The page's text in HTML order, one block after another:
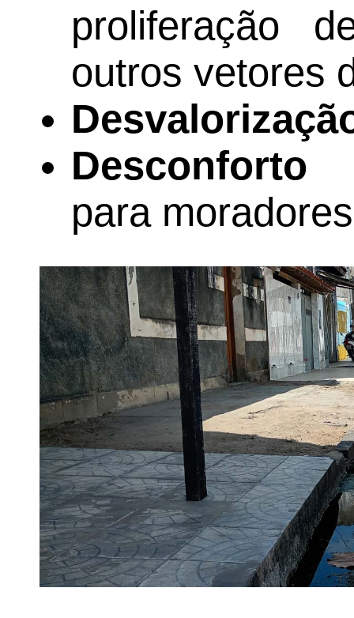
proliferação
outros vetores
para